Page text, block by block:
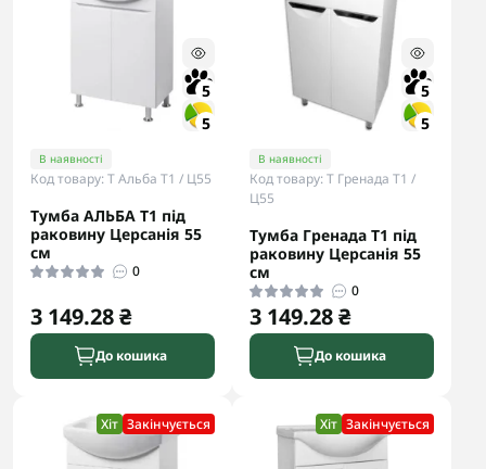
5
5
В наявності
Код товару: Т Альба Т1 / Ц55
Тумба АЛЬБА Т1 під
раковину Церсанія 55
см
0
3 149.28 ₴
До кошика
5
5
В наявності
Код товару: Т Гренада Т1 /
Ц55
Тумба Гренада Т1 під
раковину Церсанія 55
см
0
3 149.28 ₴
До кошика
Хіт Закінчується Хіт Закінчується